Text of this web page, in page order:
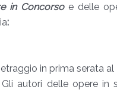
in Concorsoe delle
:
in prima serata al
autori delle opere in